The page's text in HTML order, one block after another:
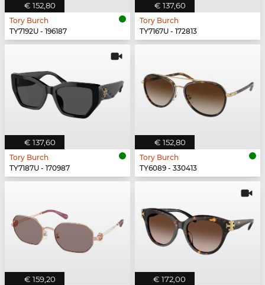
€ 152,80
Tory Burch
TY7192U - 196187
€ 137,60
Tory Burch
TY7167U - 172813
€ 137,60
Tory Burch
TY7187U - 170987
€ 152,80
Tory Burch
TY6089 - 330413
€ 159,20 € 172,00